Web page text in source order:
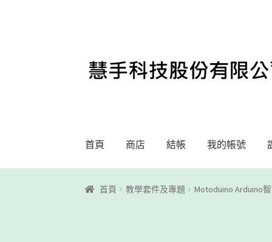
導
覽
內
容
首頁 商店 結帳 我的帳號
首頁Motoblockly My Account Registration
首頁 教學套件及專題 Motoduino Arduino